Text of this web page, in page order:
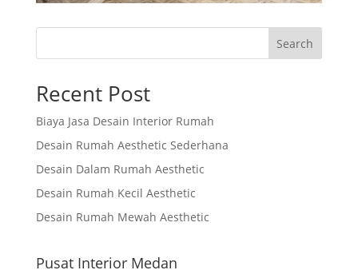
Search
Recent Post
Biaya Jasa Desain Interior Rumah
Desain Rumah Aesthetic Sederhana
Desain Dalam Rumah Aesthetic
Desain Rumah Kecil Aesthetic
Desain Rumah Mewah Aesthetic
Pusat Interior Medan